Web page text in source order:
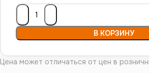
В КОРЗИНУ
Цена может отличаться от цен в